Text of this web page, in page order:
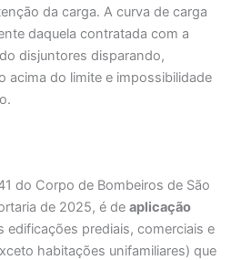
da carga. A curva de carga
daquela contratada com a
disjuntores disparando,
acima do limite e impossibilidade
do Corpo de Bombeiros de São
de 2025, é deaplicação
edificações prediais, comerciais e
habitações unifamiliares) que